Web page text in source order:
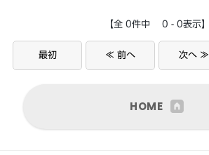
【全 0件中 0 - 0表示】
最初 ≪ 前へ 次へ ≫
HOME